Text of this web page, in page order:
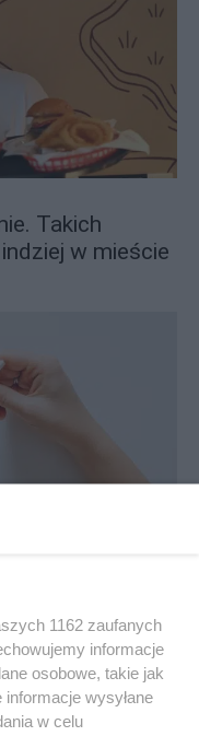
Takich
w mieście
kontaktowe są
1162 zaufanych
informacje
osobowe, takie jak
wysyłane
w celu